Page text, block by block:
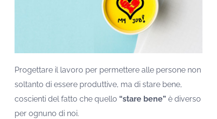
Progettare il lavoro per permettere alle persone non
soltanto di essere produttive, ma di stare bene,
coscienti del fatto che quello “stare bene” è diverso
per ognuno di noi.